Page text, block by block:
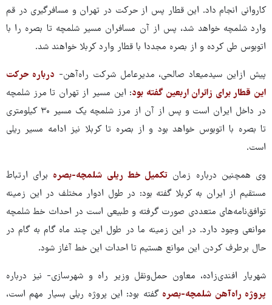
کاروانی انجام داد. این قطار پس از حرکت در تهران و مسافرگیری در قم
وارد شلمچه خواهد شد، پس از آن مسافران مسیر شلمچه تا بصره را با
اتوبوس طی کرده و از بصره مجددا با قطار وارد کربلا خواهند شد.
پیش ازاین سیدمیعاد صالحی، مدیرعامل شرکت راه‌آهن- درباره حرکت
این قطار برای زائران اربعین گفته بود: این مسیر از تهران تا مرز شلمچه
در داخل ایران است و پس از آن از مرز شلمچه یک مسیر ۳۰ کیلومتری
تا بصره با اتوبوس خواهد بود و از بصره تا کربلا نیز ادامه مسیر ریلی
است.
وی همچنین درباره زمان تکمیل خط ریلی شلمچه-بصره برای ارتباط
مستقیم از ایران به کربلا گفته بود: در طول ادوار مختلف در این زمینه
توافق‌نامه‌های متعددی صورت گرفته و طبیعی است در احداث خط شلمچه
موانعی وجود دارد. در این زمینه ما در طول این چند ماه گام به گام در
حال برطرف کردن این موانع هستیم تا احداث این خط آغاز شود.
شهریار افندی‌زاده، معاون حمل‌ونقل وزیر راه و شهرسازی- نیز درباره
پروژه راه‌آهن شلمچه-بصره گفته بود: این پروژه ریلی بسیار مهم است،